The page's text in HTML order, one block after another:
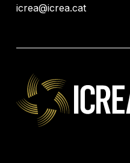
icrea@icrea.cat